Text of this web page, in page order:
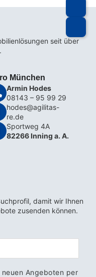
seit über
München
Armin Hodes
08143 – 95 99 29
hodes@agilitas-
re.de
Sportweg 4A
82266 Inning a. A.
damit wir Ihnen
zusenden können.
Angeboten per